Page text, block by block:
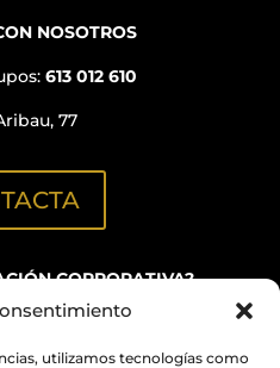
utilizamos tecnologías como
NOSOTROS
613 012 610
77
CORPORATIVA?
BN GRUP)